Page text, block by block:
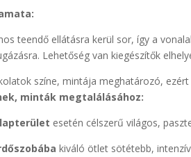
teendő ellátásra kerül sor, így a
Lehetőség van kiegészítők
színe, mintája meghatározó,
minták megtalálásához:
esetén célszerű világos,
kiváló ötlet sötétebb,